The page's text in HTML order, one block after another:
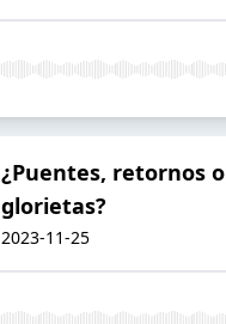
¿Puentes, retornos o
glorietas?
2023-11-25